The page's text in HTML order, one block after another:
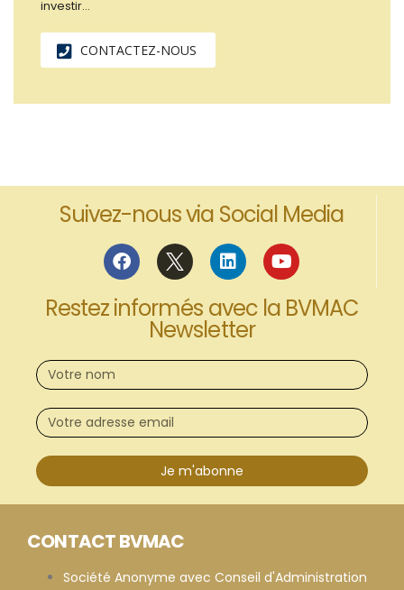
investir…
CONTACTEZ-NOUS
Suivez-nous via Social Media
Restez informés avec la BVMAC
Newsletter
Je m'abonne
CONTACT BVMAC
Société Anonyme avec Conseil d'Administration